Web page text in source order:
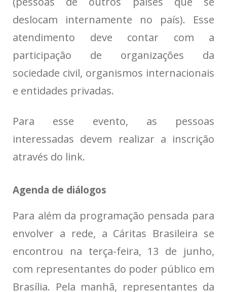
deslocam internamente no país). Esse
atendimento deve contar com a
participação de organizações da
sociedade civil, organismos internacionais
e entidades privadas.
Para esse evento, as pessoas
interessadas devem realizar a inscrição
através do link.
Agenda de diálogos
Para além da programação pensada para
envolver a rede, a Cáritas Brasileira se
encontrou na terça-feira, 13 de junho,
com representantes do poder público em
Brasília. Pela manhã, representantes da